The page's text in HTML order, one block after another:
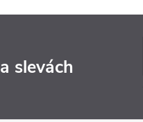
a slevách